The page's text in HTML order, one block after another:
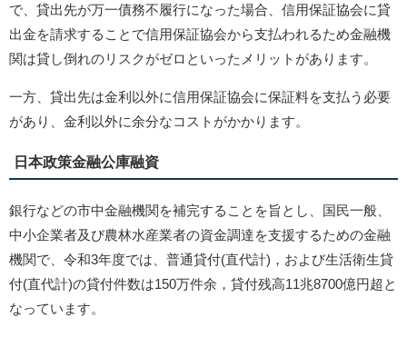
で、貸出先が万一債務不履行になった場合、信用保証協会に貸
出金を請求することで信用保証協会から支払われるため金融機
関は貸し倒れのリスクがゼロといったメリットがあります。
一方、貸出先は金利以外に信用保証協会に保証料を支払う必要
があり、金利以外に余分なコストがかかります。
日本政策金融公庫融資
銀行などの市中金融機関を補完することを旨とし、国民一般、
中小企業者及び農林水産業者の資金調達を支援するための金融
機関で、令和3年度では、普通貸付(直代計)，および生活衛生貸
付(直代計)の貸付件数は150万件余，貸付残高11兆8700億円超と
なっています。